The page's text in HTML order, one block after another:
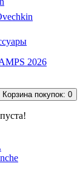
2026
Корзина покупок: 0